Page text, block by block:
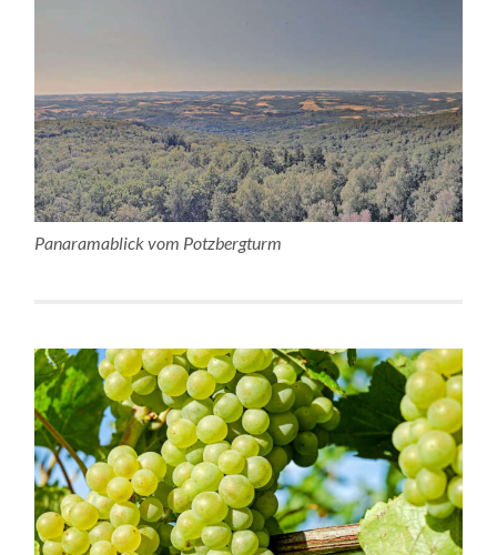
Panaramablick vom Potzbergturm